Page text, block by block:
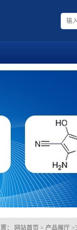
： 网站首页 > 产品展厅 >